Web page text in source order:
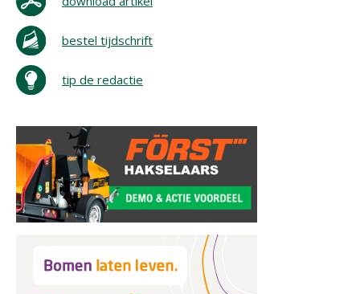
bestel tijdschrift
tip de redactie